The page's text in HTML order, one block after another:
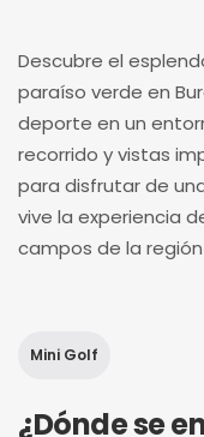
Descubre el
paraíso verde en
deporte en un
recorrido y vistas
para disfrutar de
vive la experiencia
campos de la
Mini Golf
¿Dónde se